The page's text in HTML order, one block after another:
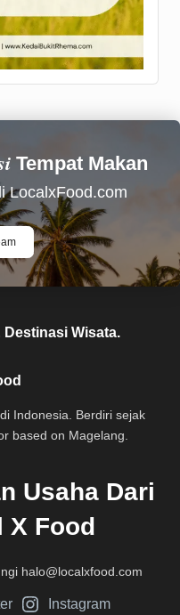
Tempat Makan
LocalxFood.com
Wisata.
Indonesia. Berdiri sejak
based on Magelang.
Usaha Dari
X Food
halo@localxfood.com
Instagram